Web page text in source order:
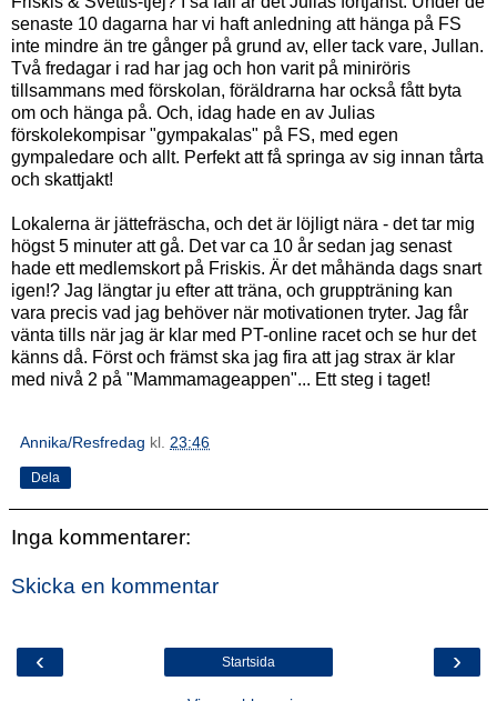
senaste 10 dagarna har vi haft anledning att hänga på FS
inte mindre än tre gånger på grund av, eller tack vare, Jullan.
Två fredagar i rad har jag och hon varit på miniröris
tillsammans med förskolan, föräldrarna har också fått byta
om och hänga på. Och, idag hade en av Julias
förskolekompisar "gympakalas" på FS, med egen
gympaledare och allt. Perfekt att få springa av sig innan tårta
och skattjakt!
Lokalerna är jättefräscha, och det är löjligt nära - det tar mig
högst 5 minuter att gå. Det var ca 10 år sedan jag senast
hade ett medlemskort på Friskis. Är det måhända dags snart
igen!? Jag längtar ju efter att träna, och gruppträning kan
vara precis vad jag behöver när motivationen tryter. Jag får
vänta tills när jag är klar med PT-online racet och se hur det
känns då. Först och främst ska jag fira att jag strax är klar
med nivå 2 på "Mammamageappen"... Ett steg i taget!
Annika/Resfredag kl. 23:46
Dela
Inga kommentarer:
Skicka en kommentar
‹ ›
Startsida